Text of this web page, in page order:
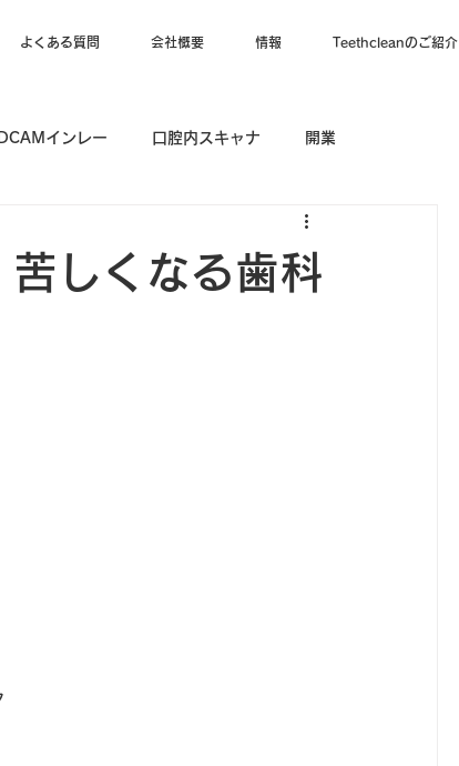
よくある質問 会社概要 情報 Teethcleanのご紹介
インレー 口腔内スキャナ 開業
しくなる歯科